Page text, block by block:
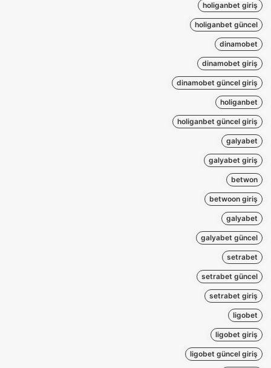
holiganbet giriş
holiganbet güncel
dinamobet
dinamobet giriş
dinamobet güncel giriş
holiganbet
holiganbet güncel giriş
galyabet
galyabet giriş
betwon
betwoon giriş
galyabet
galyabet güncel
setrabet
setrabet güncel
setrabet giriş
ligobet
ligobet giriş
ligobet güncel giriş